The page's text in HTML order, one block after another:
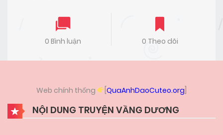
0 Bình luận 0 Theo dõi
Web chính thống [QuaAnhDaoCuteo.org
NỘI DUNG TRUYỆN VẦNG DƯƠNG